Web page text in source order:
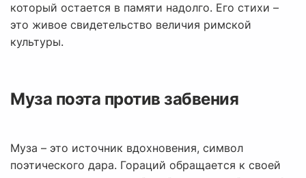
который остается в памяти надолго. Его стихи –
это живое свидетельство величия римской
культуры.
Муза поэта против забвения
Муза – это источник вдохновения, символ
поэтического дара. Гораций обращается к своей